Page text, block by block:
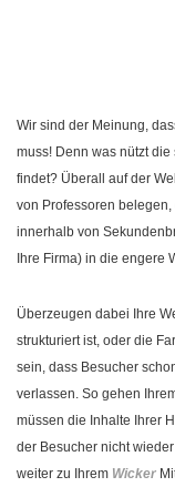
Wir sind der Meinung,
muss! Denn was nützt
findet? Überall auf der
von Professoren
innerhalb von
Ihre Firma) in die engere
Überzeugen dabei Ihre
strukturiert ist, oder die
sein, dass Besucher
verlassen. So gehen
müssen die Inhalte Ihrer
der Besucher nicht
weiter zu Ihrem Wicker